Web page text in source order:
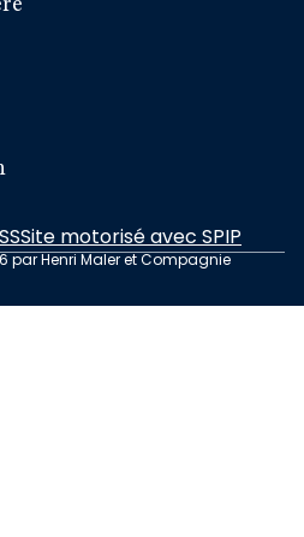
Site motorisé avec SPIP
par Henri Maler et Compagnie